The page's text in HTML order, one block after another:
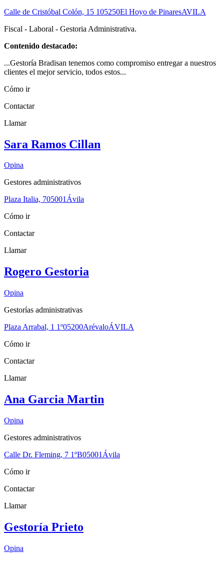
Calle de Cristóbal Colón, 15 105250El Hoyo de PinaresAVILA
Fiscal - Laboral - Gestoria Administrativa.
Contenido destacado:
...Gestoría Bradisan tenemos como compromiso entregar a nuestros
clientes el mejor servicio, todos estos...
Cómo ir
Contactar
Llamar
Sara Ramos Cillan
Opina
Gestores administrativos
Plaza Italia, 705001Ávila
Cómo ir
Contactar
Llamar
Rogero Gestoria
Opina
Gestorías administrativas
Plaza Arrabal, 1 1º05200ArévaloÁVILA
Cómo ir
Contactar
Llamar
Ana Garcia Martin
Opina
Gestores administrativos
Calle Dr. Fleming, 7 1ºB05001 Ávila
Cómo ir
Contactar
Llamar
Gestoría Prieto
Opina